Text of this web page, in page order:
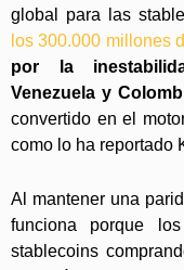
global para las
los 300.000 millones
por la
Venezuela y
convertido en el
como lo ha reportado
Al mantener una
funciona porque
stablecoins